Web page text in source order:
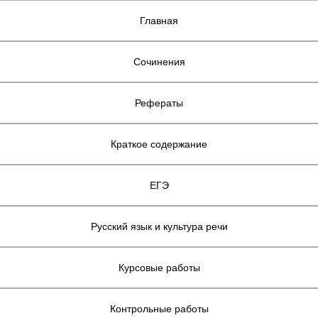
Главная
Сочинения
Рефераты
Краткое содержание
ЕГЭ
Русский язык и культура речи
Курсовые работы
Контрольные работы